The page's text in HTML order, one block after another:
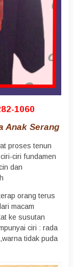
1060
Anak Serang
proses tenun
ciri fundamen
dan
orang terus
macam
ke susutan
ciri : rada
tidak puda